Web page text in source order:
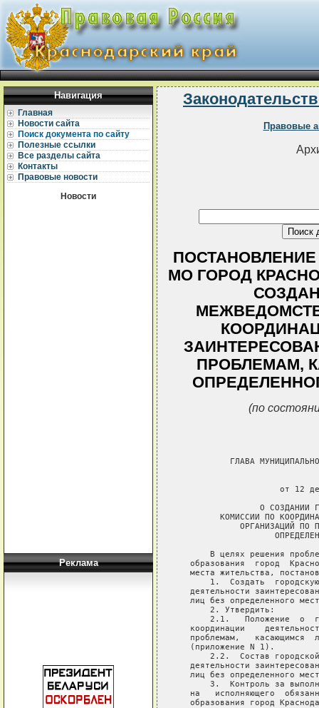
Навигация
Главная
Новости сайта
Поиск документа по сайту
Полезные ссылки
Все разделы сайта
Контакты
Правовые новости
Новости
Реклама
Правовые
МО ГОРОД
ПРОБЛЕМАМ,
(по
ГЛАВА
от 12
О СОЗДАНИИ
КОМИССИИ ПО
ОРГАНИЗАЦИЙ ПО
В целях решения
образования  город
места жительства,
1.  Создать
деятельности
лиц без определенного
       2. Утвердить:
2.1.   Положение  о
координации
проблемам,   касающимся
   (приложение N 1).
2.2.  Состав
деятельности
лиц без определенного
3.  Контроль за
на   исполняющего
образования город